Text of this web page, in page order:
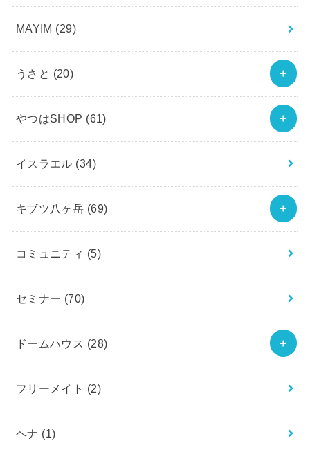
MAYIM (29)
うさと (20)
やつはSHOP (61)
イスラエル (34)
キブツ八ヶ岳 (69)
コミュニティ (5)
セミナー (70)
ドームハウス (28)
フリーメイト (2)
ヘナ (1)